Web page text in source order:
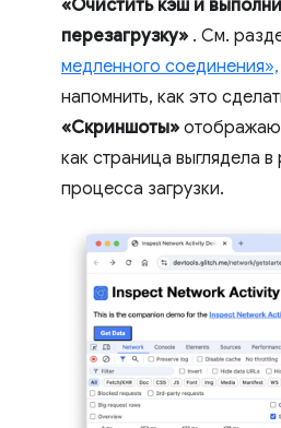
«Очистить кэш и
перезагрузку» . См.
медленного соединения»,
напомнить, как это
«Скриншоты»
как страница выглядела
процесса загрузки.